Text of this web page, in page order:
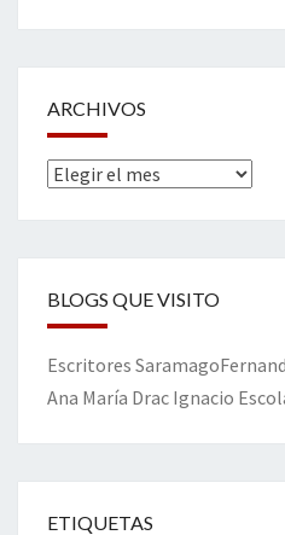
ARCHIVOS
Archivos
BLOGS QUE VISITO
Escritores Saramago
Ana María Drac Ignacio
ETIQUETAS